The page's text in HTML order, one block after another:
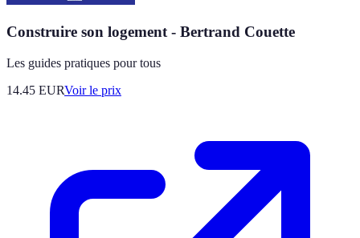
Construire son logement - Bertrand Couette
Les guides pratiques pour tous
14.45 EURVoir le prix